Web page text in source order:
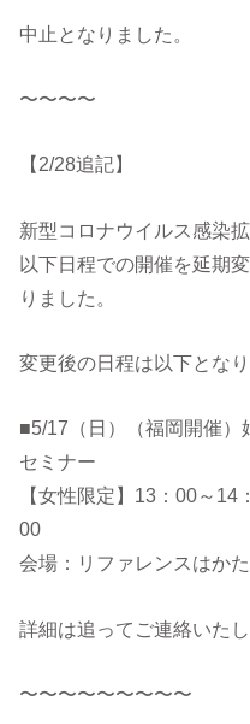
中止となりました。
〜〜〜〜
【2/28追記】
新型コロナウイルス感染
以下日程での開催を延期
りました。
変更後の日程は以下となり
■5/17（日）（福岡開催）
セミナー
【女性限定】13：00～14
00
会場：リファレンスはか
詳細は追ってご連絡いたし
〜〜〜〜〜〜〜〜〜